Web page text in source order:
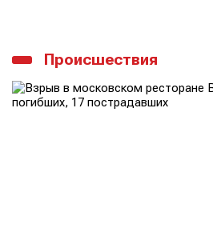
Происшествия